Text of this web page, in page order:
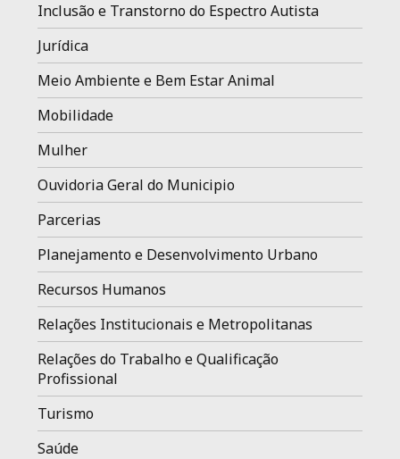
Inclusão e Transtorno do Espectro Autista
Jurídica
Meio Ambiente e Bem Estar Animal
Mobilidade
Mulher
Ouvidoria Geral do Municipio
Parcerias
Planejamento e Desenvolvimento Urbano
Recursos Humanos
Relações Institucionais e Metropolitanas
Relações do Trabalho e Qualificação
Profissional
Turismo
Saúde